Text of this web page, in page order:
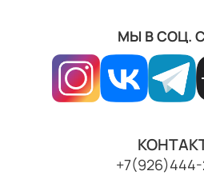
МЫ В СОЦ.